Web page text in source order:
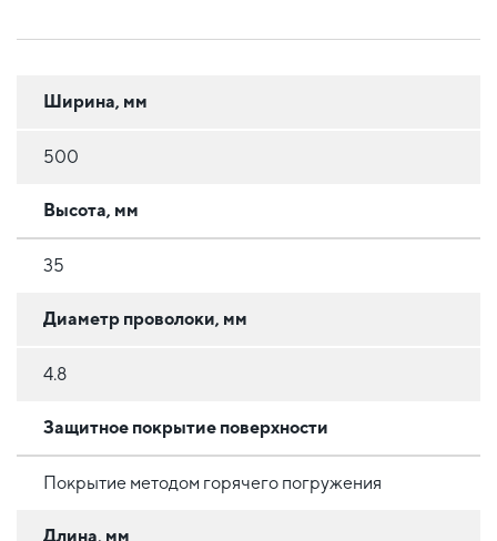
Ширина, мм
500
Высота, мм
35
Диаметр проволоки, мм
4.8
Защитное покрытие поверхности
Покрытие методом горячего погружения
Длина, мм